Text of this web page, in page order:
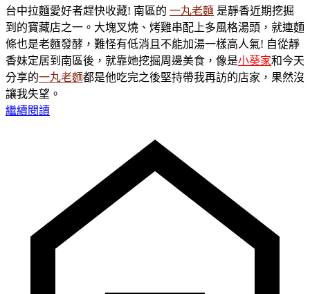
台中拉麵愛好者趕快收藏! 南區的 一丸老麵 是靜香近期挖掘
到的寶藏店之一。大塊叉燒、烤雞串配上多風格湯頭，就連麵
條也是老麵發酵，難怪有低消且不能加湯一樣高人氣! 自從靜
香妹定居到南區後，就靠她挖掘周邊美食，像是小葵家和今天
分享的一丸老麵都是他吃完之後堅持帶我再訪的店家，果然沒
讓我失望。
繼續閱讀